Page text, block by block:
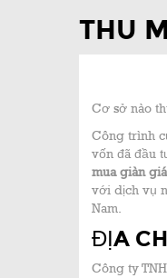
THU
Cơ sở nào
Công trình
vốn đã đầu
mua giàn
với dịch vụ
Nam.
ĐỊA
Công ty